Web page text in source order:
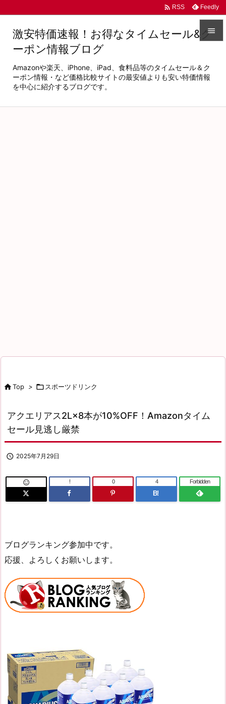



 RSS Feedly
激安特価速報！お得なタイムセール&ク
ーポン情報ブログ
Amazonや楽天、iPhone、iPad、食料品等のタイムセール＆ク
ーポン情報・など価格比較サイトの最安値よりも安い特価情報
を中心に紹介するブログです。
Top >  スポーツドリンク
アクエリアス2L×8本が10%OFF！Amazonタイム
セール見逃し厳禁
 2025年7月29日
 ! 0
B!
4 Forbidden
ブログランキング参加中です。
応援、よろしくお願いします。